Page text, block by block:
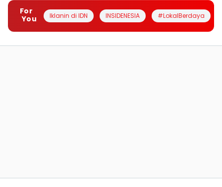
For
You
Iklanin di IDN INSIDENESIA #LokalBerdaya